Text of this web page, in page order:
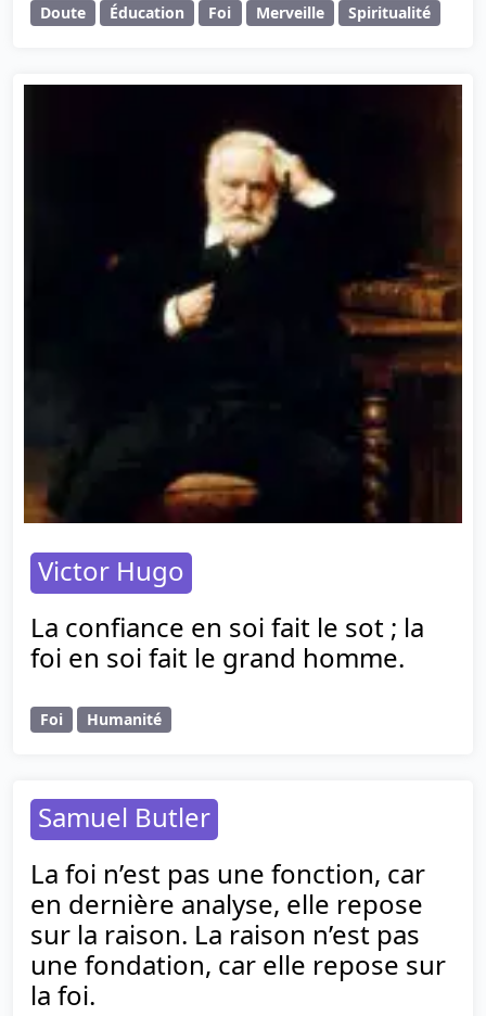
Doute Éducation Foi Merveille Spiritualité
Victor Hugo
La confiance en soi fait le sot ; la
foi en soi fait le grand homme.
Foi Humanité
Samuel Butler
La foi n’est pas une fonction, car
en dernière analyse, elle repose
sur la raison. La raison n’est pas
une fondation, car elle repose sur
la foi.